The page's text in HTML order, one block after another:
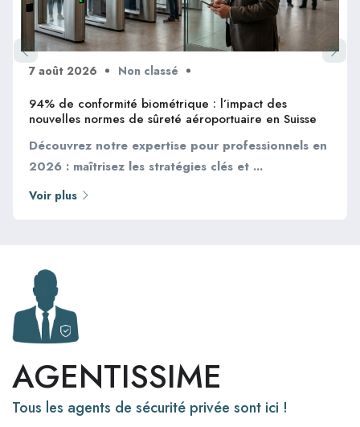
7 août 2026 Non classé
94% de conformité biométrique : l’impact des
nouvelles normes de sûreté aéroportuaire en Suisse
Découvrez notre expertise pour professionnels en
2026 : maîtrisez les stratégies clés et ...
Voir plus
AGENTISSIME
Tous les agents de sécurité privée sont ici !